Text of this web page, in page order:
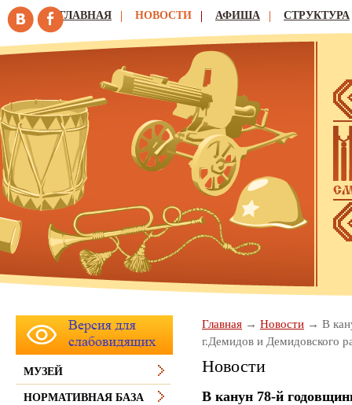
ГЛАВНАЯ НОВОСТИ АФИША СТРУКТУРА
Главная Новости
В
г.Демидов и Демидовского
Новости
В канун 78-й
МУЗЕЙ
НОРМАТИВНАЯ БАЗА